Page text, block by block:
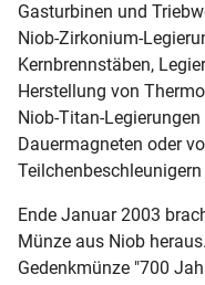
Gasturbinen und
Niob-Zirkonium-
Kernbrennstäben,
Herstellung von
Niob-Titan-
Dauermagneten oder
Ende Januar 2003
Münze aus Niob
Gedenkmünze "700